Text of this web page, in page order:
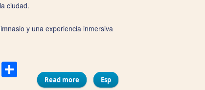
ciudad.
y una experiencia inmersiva
Compartir
Read more
about Hotel Áurea Casa Palacio
Esp